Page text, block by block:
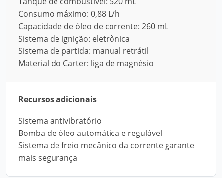
Consumo máximo: 0,88 L/h
Capacidade de óleo de corrente: 260 mL
Sistema de ignição: eletrônica
Sistema de partida: manual retrátil
Material do Carter: liga de magnésio
Recursos adicionais
Sistema antivibratório
Bomba de óleo automática e regulável
Sistema de freio mecânico da corrente garante
mais segurança